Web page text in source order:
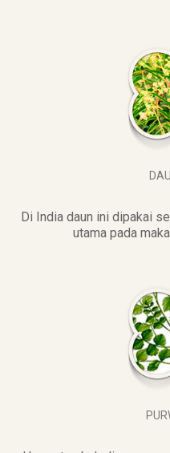
Di India daun ini dipakai
utama pada